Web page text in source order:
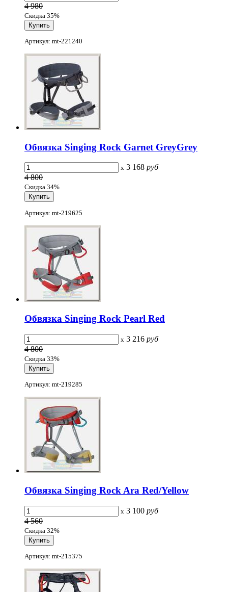
4 980
Скидка 35%
Артикул: mt-221240
Обвязка Singing Rock Garnet GreyGrey
x 3 168 руб
4 800
Скидка 34%
Артикул: mt-219625
Обвязка Singing Rock Pearl Red
x 3 216 руб
4 800
Скидка 33%
Артикул: mt-219285
Обвязка Singing Rock Ara Red/Yellow
x 3 100 руб
4 560
Скидка 32%
Артикул: mt-215375